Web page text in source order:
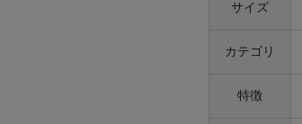
サイズ
カテゴリ
特徴